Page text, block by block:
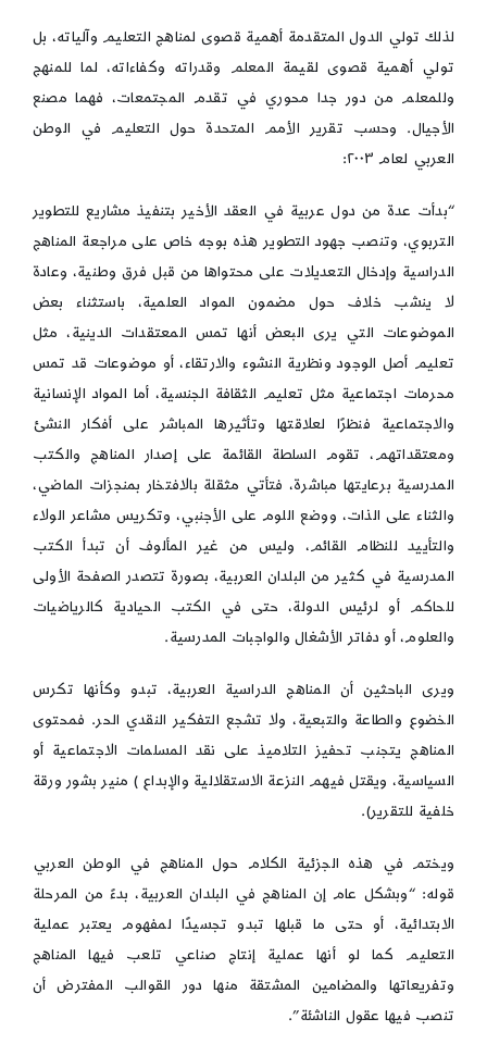
لذلك تولي الدول المتقدمة أهمية قصوى لمناهج التعليم وآلياته، بل
تولي أهمية قصوى لقيمة المعلم وقدراته وكفاءاته، لما للمنهج
وللمعلم من دور جدا محوري في تقدم المجتمعات، فهما مصنع
الأجيال. وحسب تقرير الأمم المتحدة حول التعليم في الوطن
العربي لعام ٢٠٠٣:
“بدأت عدة من دول عربية في العقد الأخير بتنفيذ مشاريع للتطوير
التربوي، وتنصب جهود التطوير هذه بوجه خاص على مراجعة المناهج
الدراسية وإدخال التعديلات على محتواها من قبل فرق وطنية، وعادة
لا ينشب خلاف حول مضمون المواد العلمية، باستثناء بعض
الموضوعات التي يرى البعض أنها تمس المعتقدات الدينية، مثل
تعليم أصل الوجود ونظرية النشوء والارتقاء، أو موضوعات قد تمس
محرمات اجتماعية مثل تعليم الثقافة الجنسية، أما المواد الإنسانية
والاجتماعية فنظرًا لعلاقتها وتأثيرها المباشر على أفكار النشئ
ومعتقداتهم، تقوم السلطة القائمة على إصدار المناهج والكتب
المدرسية برعايتها مباشرة، فتأتي مثقلة بالافتخار بمنجزات الماضي،
والثناء على الذات، ووضع اللوم على الأجنبي، وتكريس مشاعر الولاء
والتأييد للنظام القائم، وليس من غير المألوف أن تبدأ الكتب
المدرسية في كثير من البلدان العربية، بصورة تتصدر الصفحة الأولى
للحاكم أو لرئيس الدولة، حتى في الكتب الحيادية كالرياضيات
والعلوم، أو دفاتر الأشغال والواجبات المدرسية.
ويرى الباحثين أن المناهج الدراسية العربية، تبدو وكأنها تكرس
الخضوع والطاعة والتبعية، ولا تشجع التفكير النقدي الحر. فمحتوى
المناهج يتجنب تحفيز التلاميذ على نقد المسلمات الاجتماعية أو
السياسية، ويقتل فيهم النزعة الاستقلالية والإبداع ) منير بشور ورقة
خلفية للتقرير).
ويختم في هذه الجزئية الكلام حول المناهج في الوطن العربي
قوله: “وبشكل عام إن المناهج في البلدان العربية، بدءً من المرحلة
الابتدائية، أو حتى ما قبلها تبدو تجسيدًا لمفهوم يعتبر عملية
التعليم كما لو أنها عملية إنتاج صناعي تلعب فيها المناهج
وتفريعاتها والمضامين المشتقة منها دور القوالب المفترض أن
تنصب فيها عقول الناشئة”.